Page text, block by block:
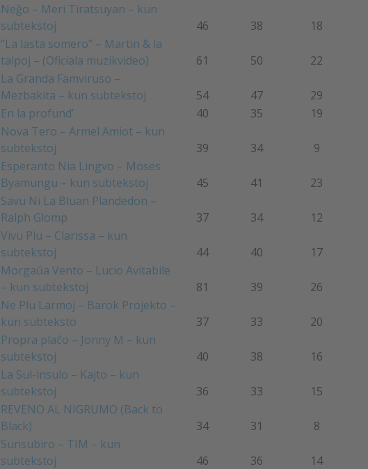
Neĝo – Meri Tiratsuyan – kun
subtekstoj
46 38 18
“La lasta somero” – Martin & la
talpoj – (Oficiala muzikvideo)
61 50 22
La Granda Famviruso –
Mezbakita – kun subtekstoj
54 47 29
En la profund’ 40 35 19
Nova Tero – Armel Amiot – kun
subtekstoj
39 34 9
Esperanto Nia Lingvo – Moses
Byamungu – kun subtekstoj
45 41 23
Savu Ni La Bluan Plandedon –
Ralph Glomp
37 34 12
Vivu Plu – Clarissa – kun
subtekstoj
44 40 17
Morgaŭa Vento – Lucio Avitabile
– kun subtekstoj
81 39 26
Ne Plu Larmoj – Barok Projekto –
kun subteksto
37 33 20
Propra plaĉo – Jonny M – kun
subtekstoj
40 38 16
La Sul-insulo – Kajto – kun
subtekstoj
36 33 15
REVENO AL NIGRUMO (Back to
Black)
34 31 8
Sunsubiro – TIM – kun
subtekstoj
46 36 14